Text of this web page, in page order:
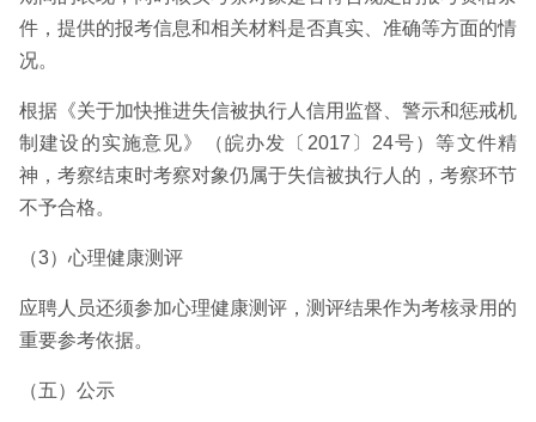
件，提供的报考信息和相关材料是否真实、准确等方面的情
况。
根据《关于加快推进失信被执行人信用监督、警示和惩戒机
制建设的实施意见》（皖办发〔2017〕24号）等文件精
神，考察结束时考察对象仍属于失信被执行人的，考察环节
不予合格。
（3）心理健康测评
应聘人员还须参加心理健康测评，测评结果作为考核录用的
重要参考依据。
（五）公示